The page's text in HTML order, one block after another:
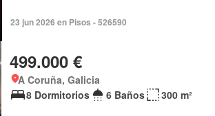
23 jun 2026 en Pisos - 526590
499.000 €
A Coruña, Galicia
8 Dormitorios
6 Baños 300 m²